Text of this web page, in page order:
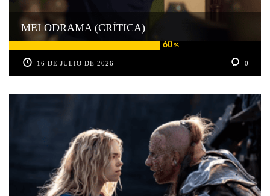
60%
MELODRAMA (CRÍTICA)
16 DE JULIO DE 2026 0